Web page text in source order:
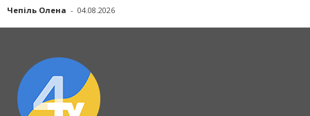
Чепіль Олена - 04.08.2026